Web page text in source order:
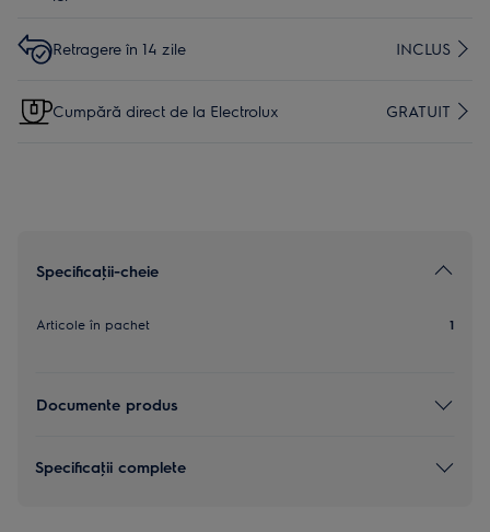
Retragere în 14 zile INCLUS
Cumpără direct de la Electrolux GRATUIT
Specificaţii-cheie
Articole în pachet 1
Documente produs
Specificaţii complete